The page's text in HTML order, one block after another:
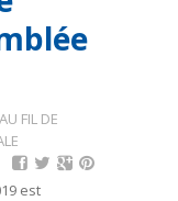
AU FIL DE
est